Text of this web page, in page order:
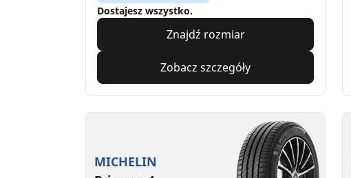
Dostajesz wszystko.
Znajdź rozmiar
Zobacz szczegóły
MICHELIN